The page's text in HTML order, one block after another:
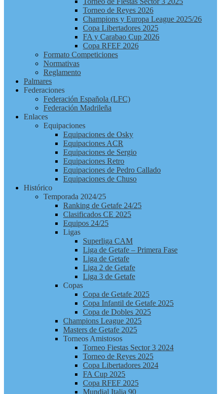
Torneo de Reyes 2026
Champions y Europa League 2025/26
Copa Libertadores 2025
FA y Carabao Cup 2026
Copa RFEF 2026
Formato Competiciones
Normativas
Reglamento
Palmares
Federaciones
Federación Española (LFC)
Federación Madrileña
Enlaces
Equipaciones
Equipaciones de Osky
Equipaciones ACR
Equipaciones de Sergio
Equipaciones Retro
Equipaciones de Pedro Callado
Equipaciones de Chuso
Histórico
Temporada 2024/25
Ranking de Getafe 24/25
Clasificados CE 2025
Equipos 24/25
Ligas
Superliga CAM
Liga de Getafe – Primera Fase
Liga de Getafe
Liga 2 de Getafe
Liga 3 de Getafe
Copas
Copa de Getafe 2025
Copa Infantil de Getafe 2025
Copa de Dobles 2025
Champions League 2025
Masters de Getafe 2025
Torneos Amistosos
Torneo Fiestas Sector 3 2024
Torneo de Reyes 2025
Copa Libertadores 2024
FA Cup 2025
Copa RFEF 2025
Mundial Italia 90